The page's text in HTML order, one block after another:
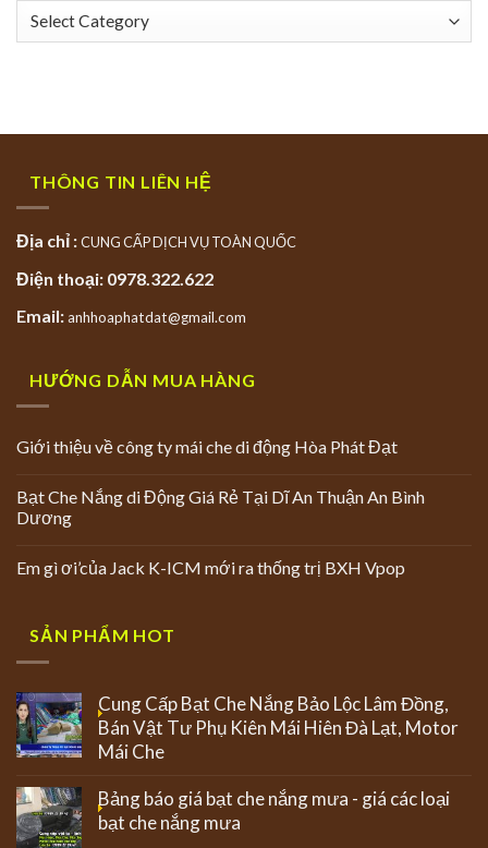
Categories
THÔNG TIN LIÊN HỆ
Địa chỉ :CUNG CẤP DỊCH VỤ TOÀN QUỐC
Điện thoại: 0978.322.622
Email:anhhoaphatdat@gmail.com
HƯỚNG DẪN MUA HÀNG
Giới thiệu về công ty mái che di động Hòa Phát Đạt
Bạt Che Nắng di Động Giá Rẻ Tại Dĩ An Thuận An Bình
Dương
Em gì ơi’của Jack K-ICM mới ra thống trị BXH Vpop
SẢN PHẨM HOT
Cung Cấp Bạt Che Nắng Bảo Lộc Lâm Đồng,
Bán Vật Tư Phụ Kiên Mái Hiên Đà Lạt, Motor
Mái Che
Bảng báo giá bạt che nắng mưa - giá các loại
bạt che nắng mưa